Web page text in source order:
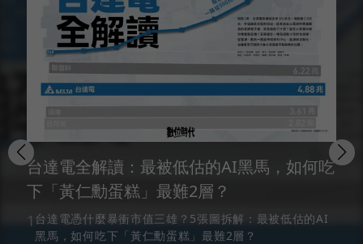
台達電全解讀：最被低估的AI黑馬，如何吃
下「黃仁勳蛋糕」最難2層？
1 台達電憑什麼暴衝市值三雄？5張圖拆解：最被低估的AI
黑馬，如何吃下「黃仁勳蛋糕」最難2層？